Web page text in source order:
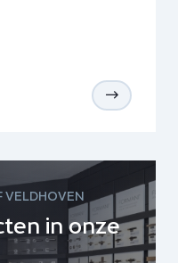
VELDHOVEN
in onze